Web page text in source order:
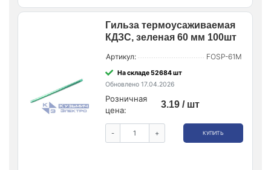
Гильза термоусаживаемая
КДЗС, зеленая 60 мм 100шт
Артикул: FOSP-61M
На складе 52684 шт
Обновлено 17.04.2026
Розничная
цена:
3.19 / шт
- + КУПИТЬ